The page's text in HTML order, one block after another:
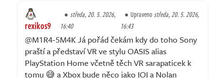
rexikos9
středa, 20. 5. 2026,
16:40
Upravenostředa, 20. 5. 2026,
16:43
@M1R4-5M4K Já pořád čekám kdy do toho Sony
praští a představí VR ve stylu OASIS alias
PlayStation Home včetně těch VR sarapaticek k
tomu 😅 a Xbox bude něco jako IOI a Nolan